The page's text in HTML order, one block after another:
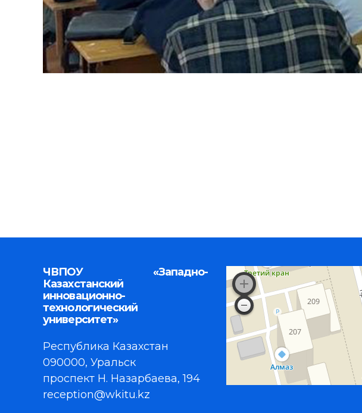
ЧВПОУ «Западно-
Казахстанский
инновационно-
технологический
университет»
Республика Казахстан
090000, Уральск
проспект Н. Назарбаева, 194
reception@wkitu.kz